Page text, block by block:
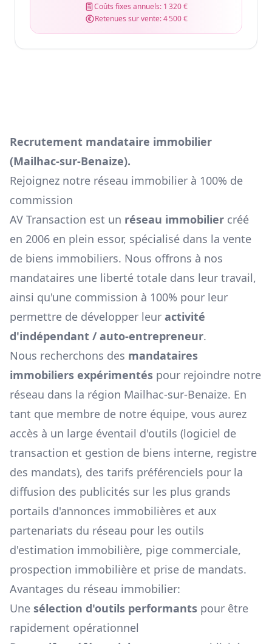
Coûts fixes annuels: 1 320 €
Retenues sur vente:4 500 €
Recrutement mandataire immobilier
(Mailhac-sur-Benaize).
Rejoignez notre réseau immobilier à 100% de
commission
AV Transaction est un réseau immobilier créé
en 2006 en plein essor, spécialisé dans la vente
de biens immobiliers. Nous offrons à nos
mandataires une liberté totale dans leur travail,
ainsi qu'une commission à 100% pour leur
permettre de développer leur activité
d'indépendant / auto-entrepreneur.
Nous recherchons des mandataires
immobiliers expérimentés pour rejoindre notre
réseau dans la région Mailhac-sur-Benaize. En
tant que membre de notre équipe, vous aurez
accès à un large éventail d'outils (logiciel de
transaction et gestion de biens interne, registre
des mandats), des tarifs préférenciels pour la
diffusion des publicités sur les plus grands
portails d'annonces immobilières et aux
partenariats du réseau pour les outils
d'estimation immobilière, pige commerciale,
prospection immobilière et prise de mandats.
Avantages du réseau immobilier:
Une sélection d'outils performants pour être
rapidement opérationnel